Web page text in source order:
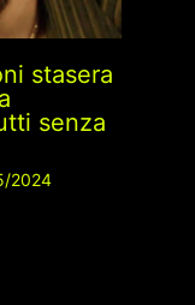
stasera
senza
2024